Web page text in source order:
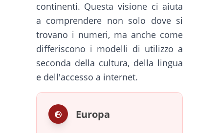
continenti. Questa visione ci aiuta
a comprendere non solo dove si
trovano i numeri, ma anche come
differiscono i modelli di utilizzo a
seconda della cultura, della lingua
e dell'accesso a internet.
Europa